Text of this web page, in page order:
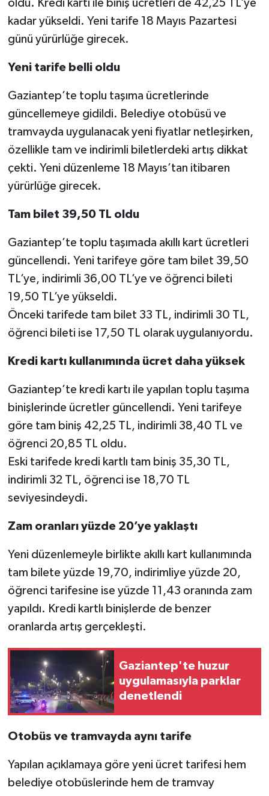
oldu. Kredi kartı ile biniş ücretleri de 42,25 TL’ye
kadar yükseldi. Yeni tarife 18 Mayıs Pazartesi
günü yürürlüğe girecek.
Yeni tarife belli oldu
Gaziantep’te toplu taşıma ücretlerinde
güncellemeye gidildi. Belediye otobüsü ve
tramvayda uygulanacak yeni fiyatlar netleşirken,
özellikle tam ve indirimli biletlerdeki artış dikkat
çekti. Yeni düzenleme 18 Mayıs’tan itibaren
yürürlüğe girecek.
Tam bilet 39,50 TL oldu
Gaziantep’te toplu taşımada akıllı kart ücretleri
güncellendi. Yeni tarifeye göre tam bilet 39,50
TL’ye, indirimli 36,00 TL’ye ve öğrenci bileti
19,50 TL’ye yükseldi.
Önceki tarifede tam bilet 33 TL, indirimli 30 TL,
öğrenci bileti ise 17,50 TL olarak uygulanıyordu.
Kredi kartı kullanımında ücret daha yüksek
Gaziantep’te kredi kartı ile yapılan toplu taşıma
binişlerinde ücretler güncellendi. Yeni tarifeye
göre tam biniş 42,25 TL, indirimli 38,40 TL ve
öğrenci 20,85 TL oldu.
Eski tarifede kredi kartlı tam biniş 35,30 TL,
indirimli 32 TL, öğrenci ise 18,70 TL
seviyesindeydi.
Zam oranları yüzde 20’ye yaklaştı
Yeni düzenlemeyle birlikte akıllı kart kullanımında
tam bilete yüzde 19,70, indirimliye yüzde 20,
öğrenci tarifesine ise yüzde 11,43 oranında zam
yapıldı. Kredi kartlı binişlerde de benzer
oranlarda artış gerçekleşti.
Gaziantep'te huzur
uygulamasıyla parklar
denetlendi
Otobüs ve tramvayda aynı tarife
Yapılan açıklamaya göre yeni ücret tarifesi hem
belediye otobüslerinde hem de tramvay
Video Haber
Yaşam
Yemek